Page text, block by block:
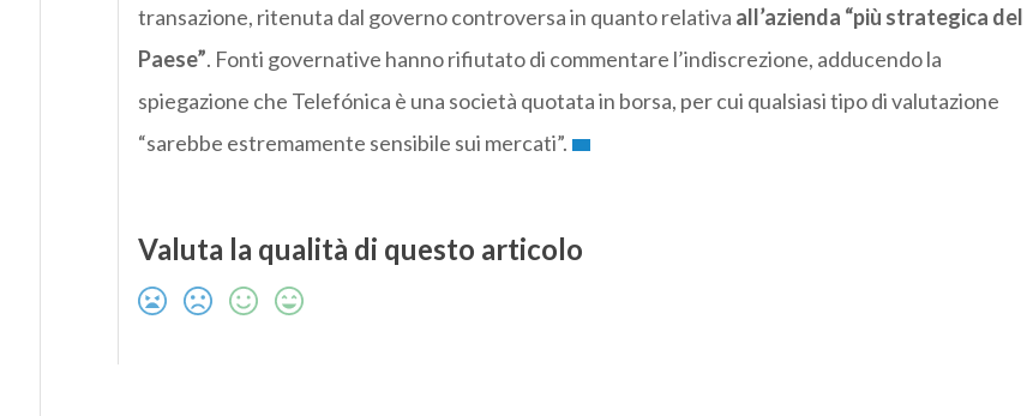
transazione, ritenuta dal governo controversa in quanto relativa all’azienda “più strategica del
Paese”. Fonti governative hanno rifiutato di commentare l’indiscrezione, adducendo la
spiegazione che Telefónica è una società quotata in borsa, per cui qualsiasi tipo di valutazione
“sarebbe estremamente sensibile sui mercati”.
Valuta la qualità di questo articolo